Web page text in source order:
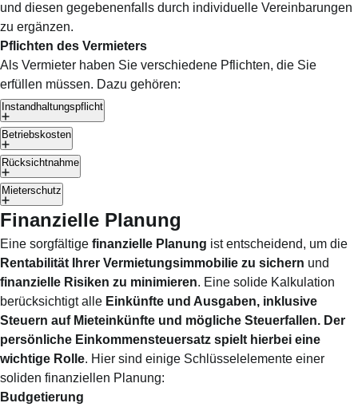
und diesen gegebenenfalls durch individuelle Vereinbarungen
zu ergänzen.
Pflichten des Vermieters
Als Vermieter haben Sie verschiedene Pflichten, die Sie
erfüllen müssen. Dazu gehören:
Instandhaltungspflicht
Betriebskosten
Rücksichtnahme
Mieterschutz
Finanzielle Planung
Eine sorgfältige finanzielle Planung ist entscheidend, um die
Rentabilität Ihrer Vermietungsimmobilie zu sichern und
finanzielle Risiken zu minimieren. Eine solide Kalkulation
berücksichtigt alle Einkünfte und Ausgaben, inklusive
Steuern auf Mieteinkünfte und mögliche Steuerfallen. Der
persönliche Einkommensteuersatz spielt hierbei eine
wichtige Rolle. Hier sind einige Schlüsselelemente einer
soliden finanziellen Planung:
Budgetierung